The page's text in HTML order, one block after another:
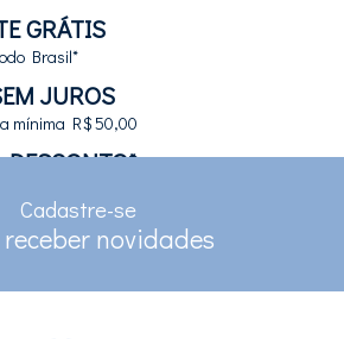
GRÁTIS
Brasil*
JUROS
mínima R$ 50,00
Cadastre-se
novidades